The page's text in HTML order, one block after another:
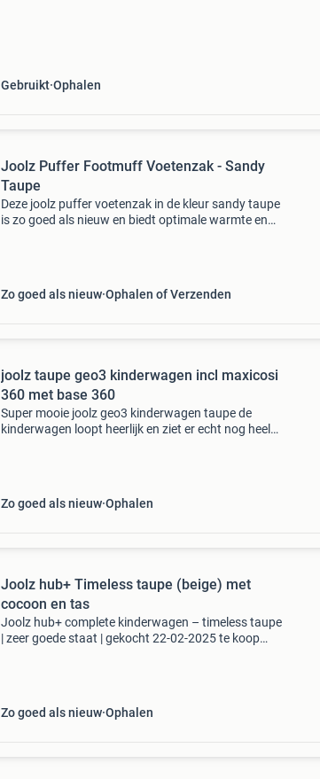
Gebruikt Ophalen
Joolz Puffer Footmuff Voetenzak - Sandy
Taupe
Deze joolz puffer voetenzak in de kleur sandy taupe
is zo goed als nieuw en biedt optimale warmte en
Zo goed als nieuw Ophalen of Verzenden
joolz taupe geo3 kinderwagen incl maxicosi
360 met base 360
Super mooie joolz geo3 kinderwagen taupe de
kinderwagen loopt heerlijk en ziet er echt nog heel
Zo goed als nieuw Ophalen
Joolz hub+ Timeless taupe (beige) met
cocoon en tas
Joolz hub+ complete kinderwagen – timeless taupe
| zeer goede staat | gekocht 22-02-2025 te koop
Zo goed als nieuw Ophalen